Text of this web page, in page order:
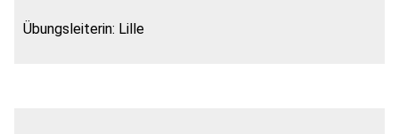
Übungsleiterin: Lille